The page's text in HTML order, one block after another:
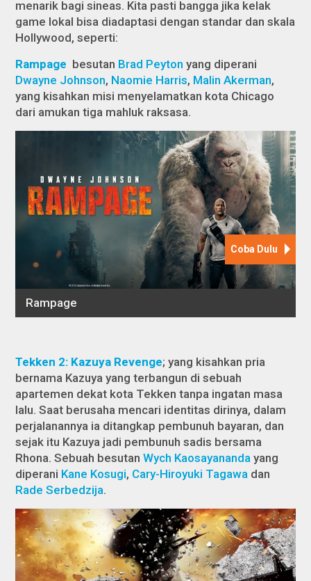
menarik bagi sineas. Kita pasti bangga jika kelak
game lokal bisa diadaptasi dengan standar dan skala
Hollywood, seperti:
Rampage besutan Brad Peyton yang diperani
Dwayne Johnson, Naomie Harris, Malin Akerman,
yang kisahkan misi menyelamatkan kota Chicago
dari amukan tiga mahluk raksasa.
Tekken 2: Kazuya Revenge; yang kisahkan pria
bernama Kazuya yang terbangun di sebuah
apartemen dekat kota Tekken tanpa ingatan masa
lalu. Saat berusaha mencari identitas dirinya, dalam
perjalanannya ia ditangkap pembunuh bayaran, dan
sejak itu Kazuya jadi pembunuh sadis bersama
Rhona. Sebuah besutanWych Kaosayananda yang
diperani Kane Kosugi, Cary-Hiroyuki Tagawa dan
Rade Serbedzija.